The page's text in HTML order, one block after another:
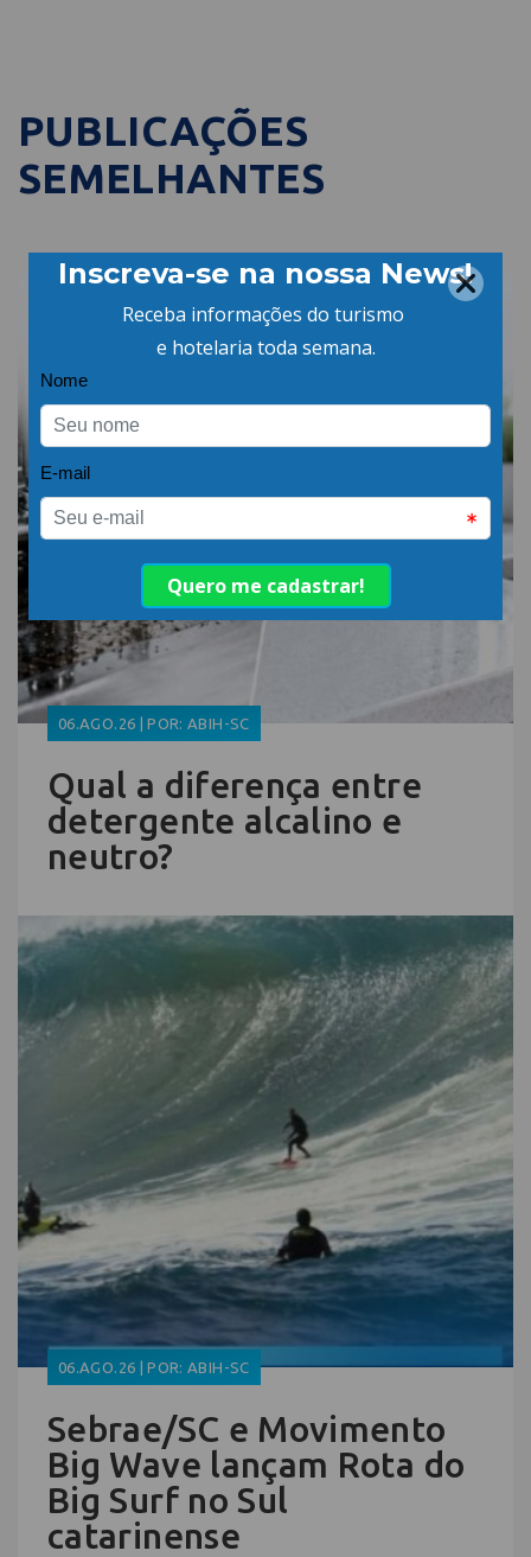
PUBLICAÇÕES
SEMELHANTES
06.AGO.26 | POR: ABIH-SC
Qual a diferença entre
detergente alcalino e
neutro?
06.AGO.26 | POR: ABIH-SC
Sebrae/SC e Movimento
Big Wave lançam Rota do
Big Surf no Sul
catarinense